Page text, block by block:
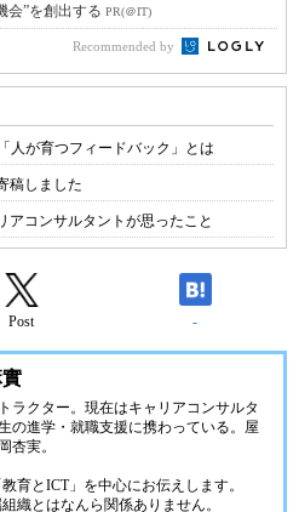
会”を創出する PR(＠IT)
Recommended by
人が育つフィードバック」とは
稿しました
アコンサルタントが思ったこと
Post -
ラクター。現在はキャリアコンサルタ
の進学・就職支援に携わっている。屋
杏実。
育とICT」を中心にお伝えします。
織とはなんら関係ありません。